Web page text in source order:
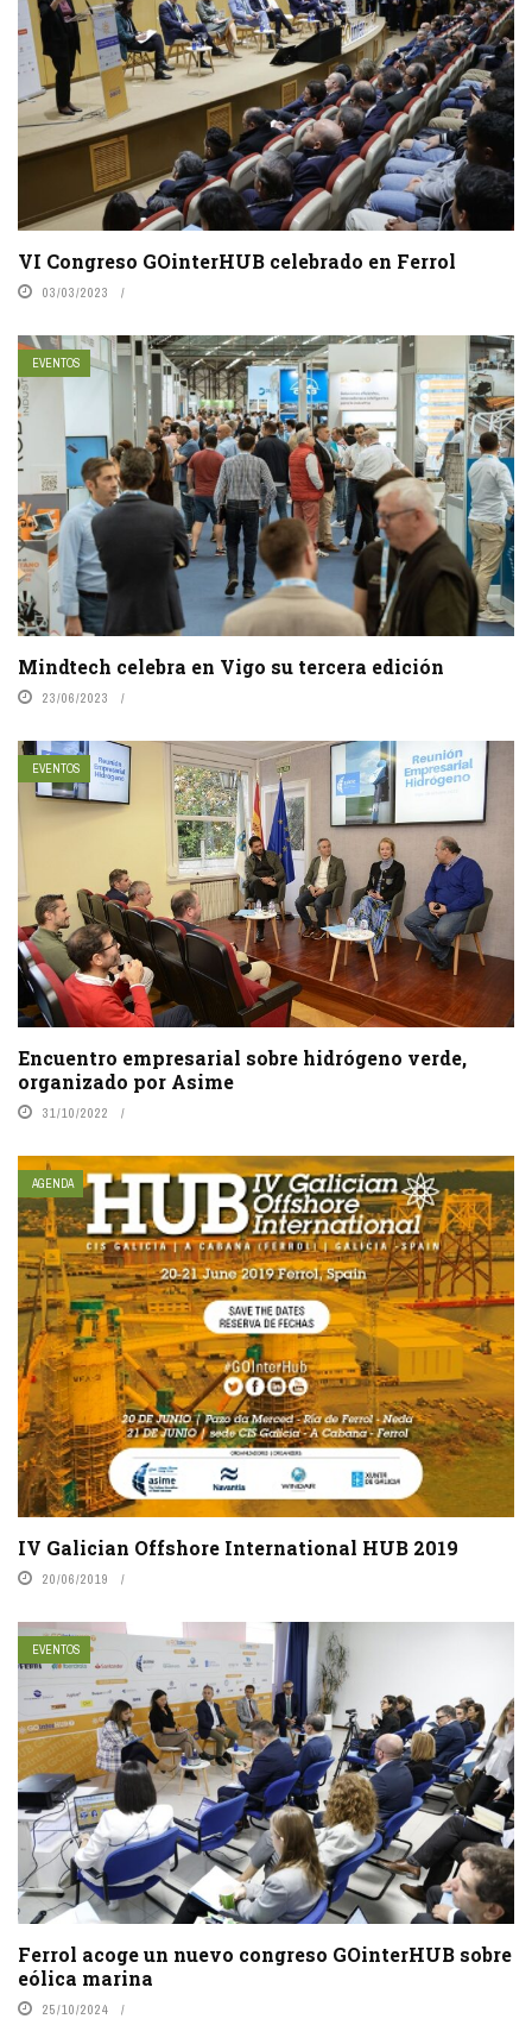
VI Congreso GOinterHUB celebrado en Ferrol
03/03/2023
EVENTOS
Mindtech celebra en Vigo su tercera edición
23/06/2023
EVENTOS
Encuentro empresarial sobre hidrógeno verde,
organizado por Asime
31/10/2022
AGENDA
IV Galician Offshore International HUB 2019
20/06/2019
EVENTOS
Ferrol acoge un nuevo congreso GOinterHUB sobre
eólica marina
25/10/2024